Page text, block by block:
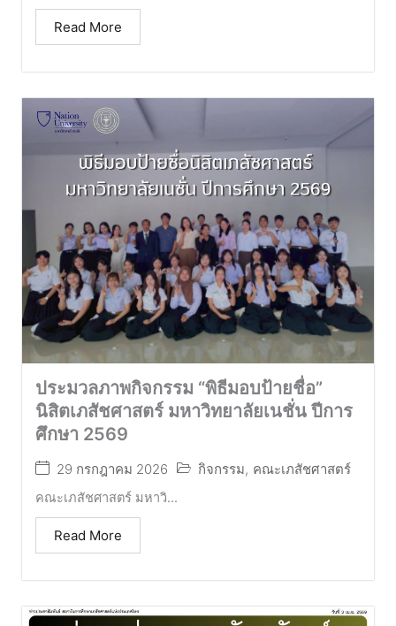
Read More
ประมวลภาพกิจกรรม “พิธีมอบป้ายชื่อ”
นิสิตเภสัชศาสตร์ มหาวิทยาลัยเนชั่น ปีการ
ศึกษา 2569
29 กรกฎาคม 2026 กิจกรรม, คณะเภสัชศาสตร์
คณะเภสัชศาสตร์ มหาวิ...
Read More